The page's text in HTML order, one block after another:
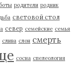
родители родник
световой стол
север семейские семья
слива слон смерть
сосна спелеология